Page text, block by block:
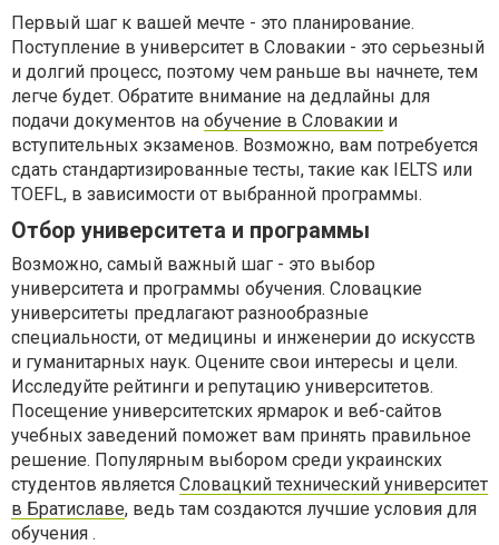
Первый шаг к вашей мечте - это планирование.
Поступление в университет в Словакии - это серьезный
и долгий процесс, поэтому чем раньше вы начнете, тем
легче будет. Обратите внимание на дедлайны для
подачи документов на обучение в Словакии и
вступительных экзаменов. Возможно, вам потребуется
сдать стандартизированные тесты, такие как IELTS или
TOEFL, в зависимости от выбранной программы.
Отбор университета и программы
Возможно, самый важный шаг - это выбор
университета и программы обучения. Словацкие
университеты предлагают разнообразные
специальности, от медицины и инженерии до искусств
и гуманитарных наук. Оцените свои интересы и цели.
Исследуйте рейтинги и репутацию университетов.
Посещение университетских ярмарок и веб-сайтов
учебных заведений поможет вам принять правильное
решение. Популярным выбором среди украинских
студентов является Словацкий технический университет
в Братиславе, ведь там создаются лучшие условия для
обучения .